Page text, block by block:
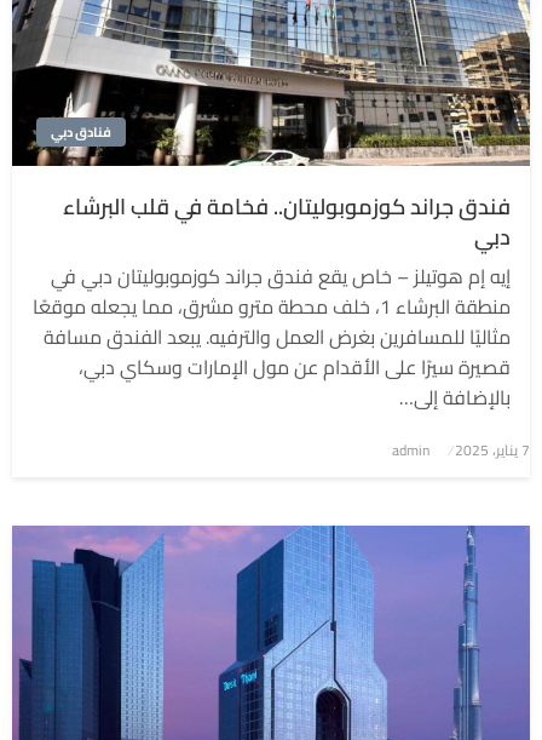
فنادق دبي
فندق جراند كوزموبوليتان.. فخامة في قلب البرشاء
دبي
إيه إم هوتيلز – خاص يقع فندق جراند كوزموبوليتان دبي في
منطقة البرشاء 1، خلف محطة مترو مشرق، مما يجعله موقعًا
مثاليًا للمسافرين بغرض العمل والترفيه. يبعد الفندق مسافة
قصيرة سيرًا على الأقدام عن مول الإمارات وسكاي دبي،
بالإضافة إلى…
نُشر
في7 يناير، 2025 admin